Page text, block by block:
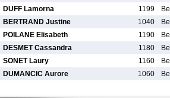
DUFF Lamorna 1199
BERTRAND Justine 1040
POILANE Elisabeth 1190
DESMET Cassandra 1180
SONET Laury 1160
DUMANCIC Aurore 1060